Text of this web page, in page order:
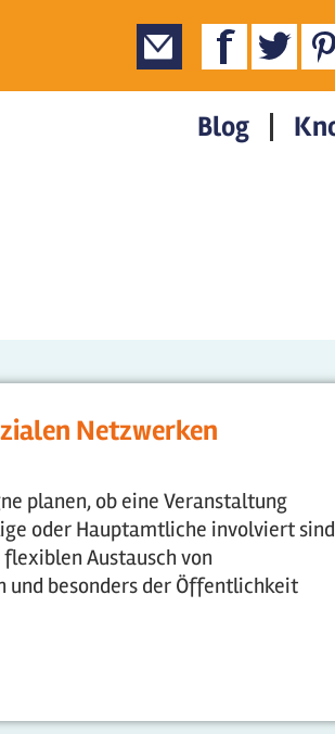
Blog
Netzwerken
planen, ob eine Veranstaltung
oder Hauptamtliche involviert sind
Austausch von
besonders der Öffentlichkeit